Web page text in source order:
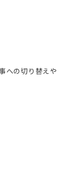
への切り替えや